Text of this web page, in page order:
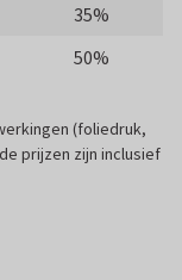
35%
50%
(foliedruk,
prijzen zijn inclusief